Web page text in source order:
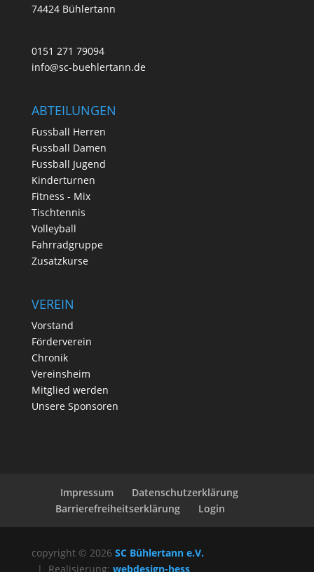
74424 Bühlertann
0151 271 79094
info@sc-buehlertann.de
ABTEILUNGEN
Fussball Herren
Fussball Damen
Fussball Jugend
Kinderturnen
Fitness - Mix
Tischtennis
Volleyball
Fahrradgruppe
Zusatzkurse
VEREIN
Vorstand
Förderverein
Chronik
Vereinsheim
Mitglied werden
Unsere Sponsoren
Impressum
Datenschutzerklärung
Barrierefreiheitserklärung
Login
copyright © 2026 SC Bühlertann e.V.
| Realisierung: webdesign-hess